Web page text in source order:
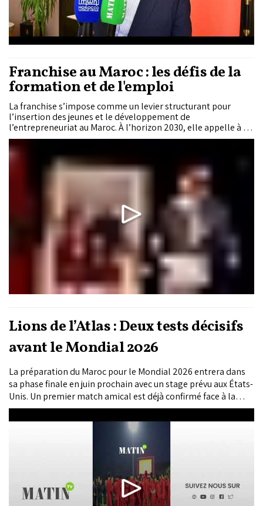
Franchise au Maroc : les défis de la
formation et de l'emploi
La franchise s’impose comme un levier structurant pour
l’insertion des jeunes et le développement de
l’entrepreneuriat au Maroc. À l’horizon 2030, elle appelle à un
renforcement des compétences, à une meilleure adéquation
formation–emploi et à un accompagnement ciblé pour
transformer les ambitions des jeunes en projets viables et...
Lions de l’Atlas : Deux tests décisifs
avant le Mondial 2026
La préparation du Maroc pour le Mondial 2026 entrera dans
sa phase finale en juin prochain avec un stage prévu aux États-
Unis. Un premier match amical est déjà confirmé face à la
Norvège, le 7 juin au Sports Illustrated Stadium dans le New
Jersey. Un second match face au Salvador est également à
l'étude pour compléter ce programme.